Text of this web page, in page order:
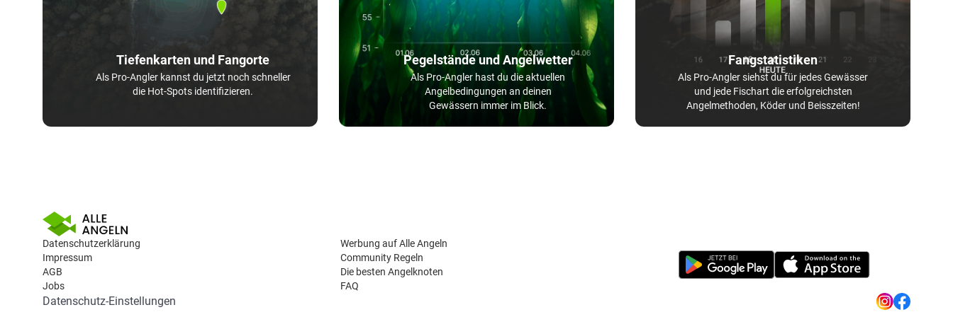
Tiefenkarten und Fangorte
Als Pro-Angler kannst du jetzt noch schneller
die Hot-Spots identifizieren.
Pegelstände und Angelwetter
Als Pro-Angler hast du die aktuellen
Angelbedingungen an deinen
Gewässern immer im Blick.
Fangstatistiken
Als Pro-Angler siehst du für jedes Gewässer
und jede Fischart die erfolgreichsten
Angelmethoden, Köder und Beisszeiten!
Datenschutzerklärung
Impressum
AGB
Jobs
Werbung auf Alle Angeln
Community Regeln
Die besten Angelknoten
FAQ
Datenschutz-Einstellungen